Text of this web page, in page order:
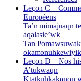
Leçon C –
Européens
Ta’n mimajuaqn
aqalasie’wk
Tan
okamonuhkewiyik
Leçon D – Nos
A’tukwaqn
Ktatkuhkakonon